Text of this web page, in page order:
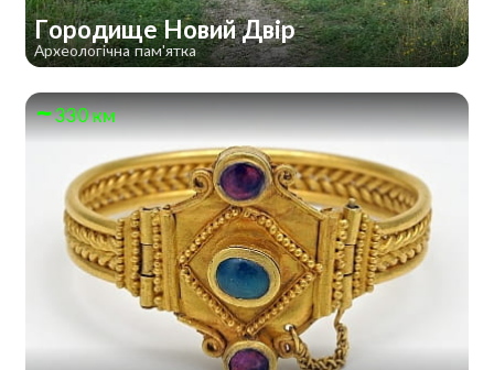
Городище Новий Двір
Археологічна пам'ятка
330 км